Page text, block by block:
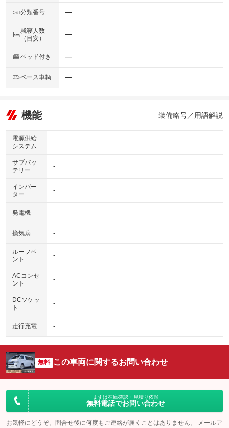
分類番号 ―
就寝人数
（目安）
―
ベッド付き ―
ベース車輌 ―
機能 装備略号／用語解説
電源供給
システム
-
サブバッ
テリー
-
インバー
ター
-
発電機 -
換気扇 -
ルーフベ
ント
-
ACコンセ
ント
-
DCソケッ
ト
-
走行充電 -
無料 この車両に関するお問い合わせ
まずは在庫確認・見積り依頼
無料電話でお問い合わせ
お気軽にどうぞ。問合せ後に何度もご連絡が届くことはありません。 メールア